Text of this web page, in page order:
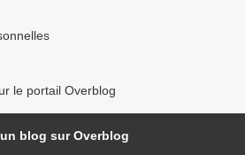
le portail Overblog
blog sur Overblog